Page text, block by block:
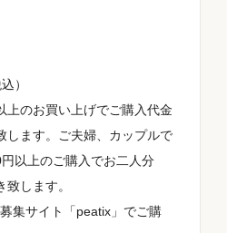
得情報
）
上のお買い上げでご購入代金
します。ご夫婦、カップルで
以上のご購入でお二人分
致します。
集サイト「peatix」でご購